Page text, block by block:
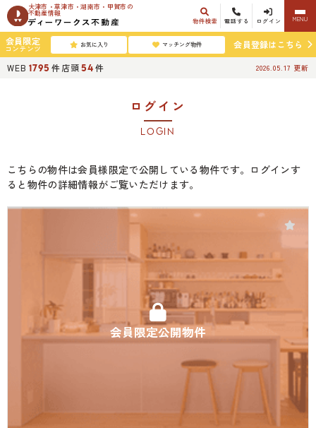
大津市・草津市・湖南市・甲賀市の
不動産情報
物件検索 電話する ログイン MENU
会員限定
コンテンツ お気に入り マッチング物件
会員登録はこちら
WEB 1795 件店頭54 件 2026.05.17 更新
ログイン
LOGIN
こちらの物件は会員様限定で公開している物件です。ログインす
ると物件の詳細情報がご覧いただけます。
会員限定公開物件